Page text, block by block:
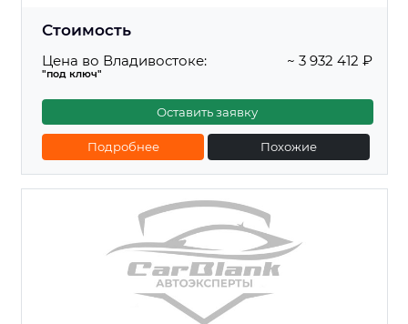
Стоимость
Цена во Владивостоке:
"под ключ"
~ 3 932 412 ₽
Оставить заявку
Подробнее Похожие